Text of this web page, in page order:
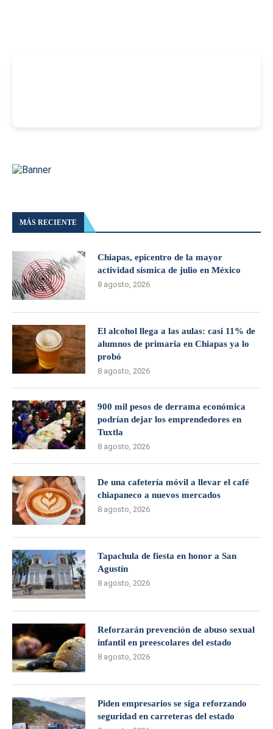
MÁS RECIENTE
Chiapas, epicentro de la mayor
actividad sísmica de julio en México
8 agosto, 2026
El alcohol llega a las aulas: casi 11% de
alumnos de primaria en Chiapas ya lo
probó
8 agosto, 2026
900 mil pesos de derrama económica
podrían dejar los emprendedores en
Tuxtla
8 agosto, 2026
De una cafetería móvil a llevar el café
chiapaneco a nuevos mercados
8 agosto, 2026
Tapachula de fiesta en honor a San
Agustín
8 agosto, 2026
Reforzarán prevención de abuso sexual
infantil en preescolares del estado
8 agosto, 2026
Piden empresarios se siga reforzando
seguridad en carreteras del estado